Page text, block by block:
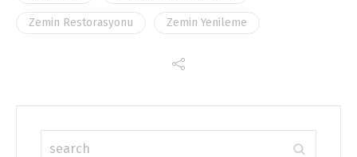
Zemin Restorasyonu Zemin Yenileme